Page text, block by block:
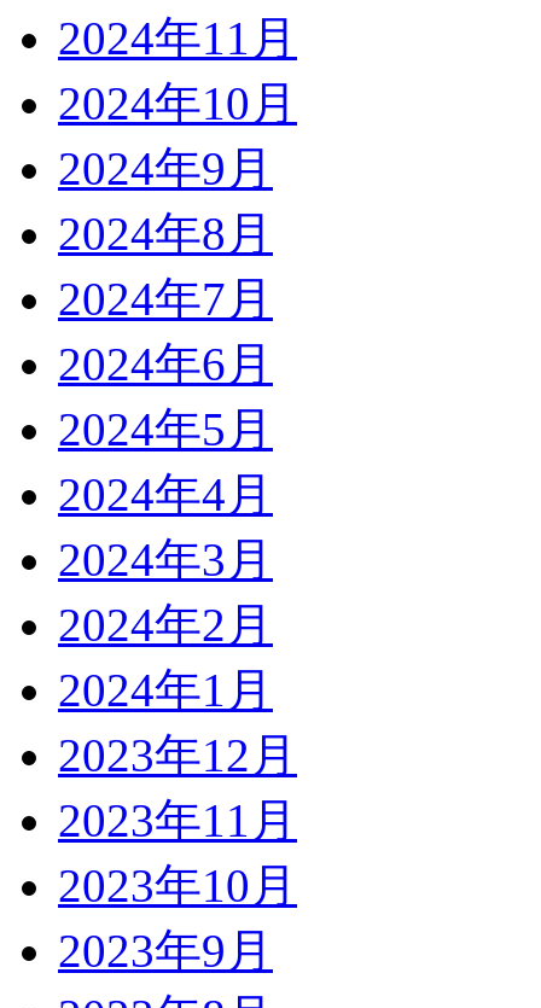
2024年11月
2024年10月
2024年9月
2024年8月
2024年7月
2024年6月
2024年5月
2024年4月
2024年3月
2024年2月
2024年1月
2023年12月
2023年11月
2023年10月
2023年9月